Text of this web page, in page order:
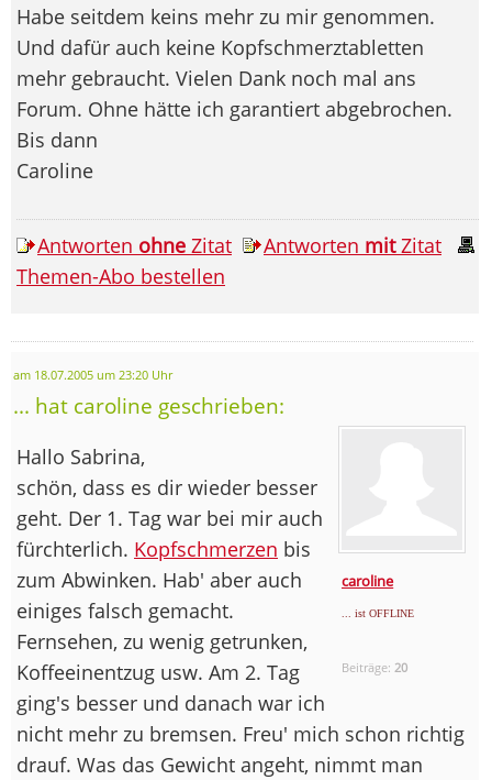
Habe seitdem keins mehr zu mir genommen.
Und dafür auch keine Kopfschmerztabletten
mehr gebraucht. Vielen Dank noch mal ans
Forum. Ohne hätte ich garantiert abgebrochen.
Bis dann
Caroline
Antworten ohne Zitat Antworten mitZitat
Themen-Abo bestellen
am 18.07.2005 um 23:20 Uhr
... hat caroline geschrieben:
caroline
... ist OFFLINE
Beiträge: 20
Hallo Sabrina,
schön, dass es dir wieder besser
geht. Der 1. Tag war bei mir auch
fürchterlich. Kopfschmerzen bis
zum Abwinken. Hab' aber auch
einiges falsch gemacht.
Fernsehen, zu wenig getrunken,
Koffeeinentzug usw. Am 2. Tag
ging's besser und danach war ich
nicht mehr zu bremsen. Freu' mich schon richtig
drauf. Was das Gewicht angeht, nimmt man